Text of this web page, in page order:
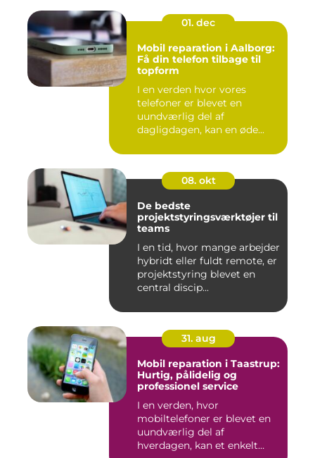
01. dec
Mobil reparation i Aalborg:
Få din telefon tilbage til
topform
I en verden hvor vores
telefoner er blevet en
uundværlig del af
dagligdagen, kan en øde...
08. okt
De bedste
projektstyringsværktøjer til
teams
I en tid, hvor mange arbejder
hybridt eller fuldt remote, er
projektstyring blevet en
central discip...
31. aug
Mobil reparation i Taastrup:
Hurtig, pålidelig og
professionel service
I en verden, hvor
mobiltelefoner er blevet en
uundværlig del af
hverdagen, kan et enkelt